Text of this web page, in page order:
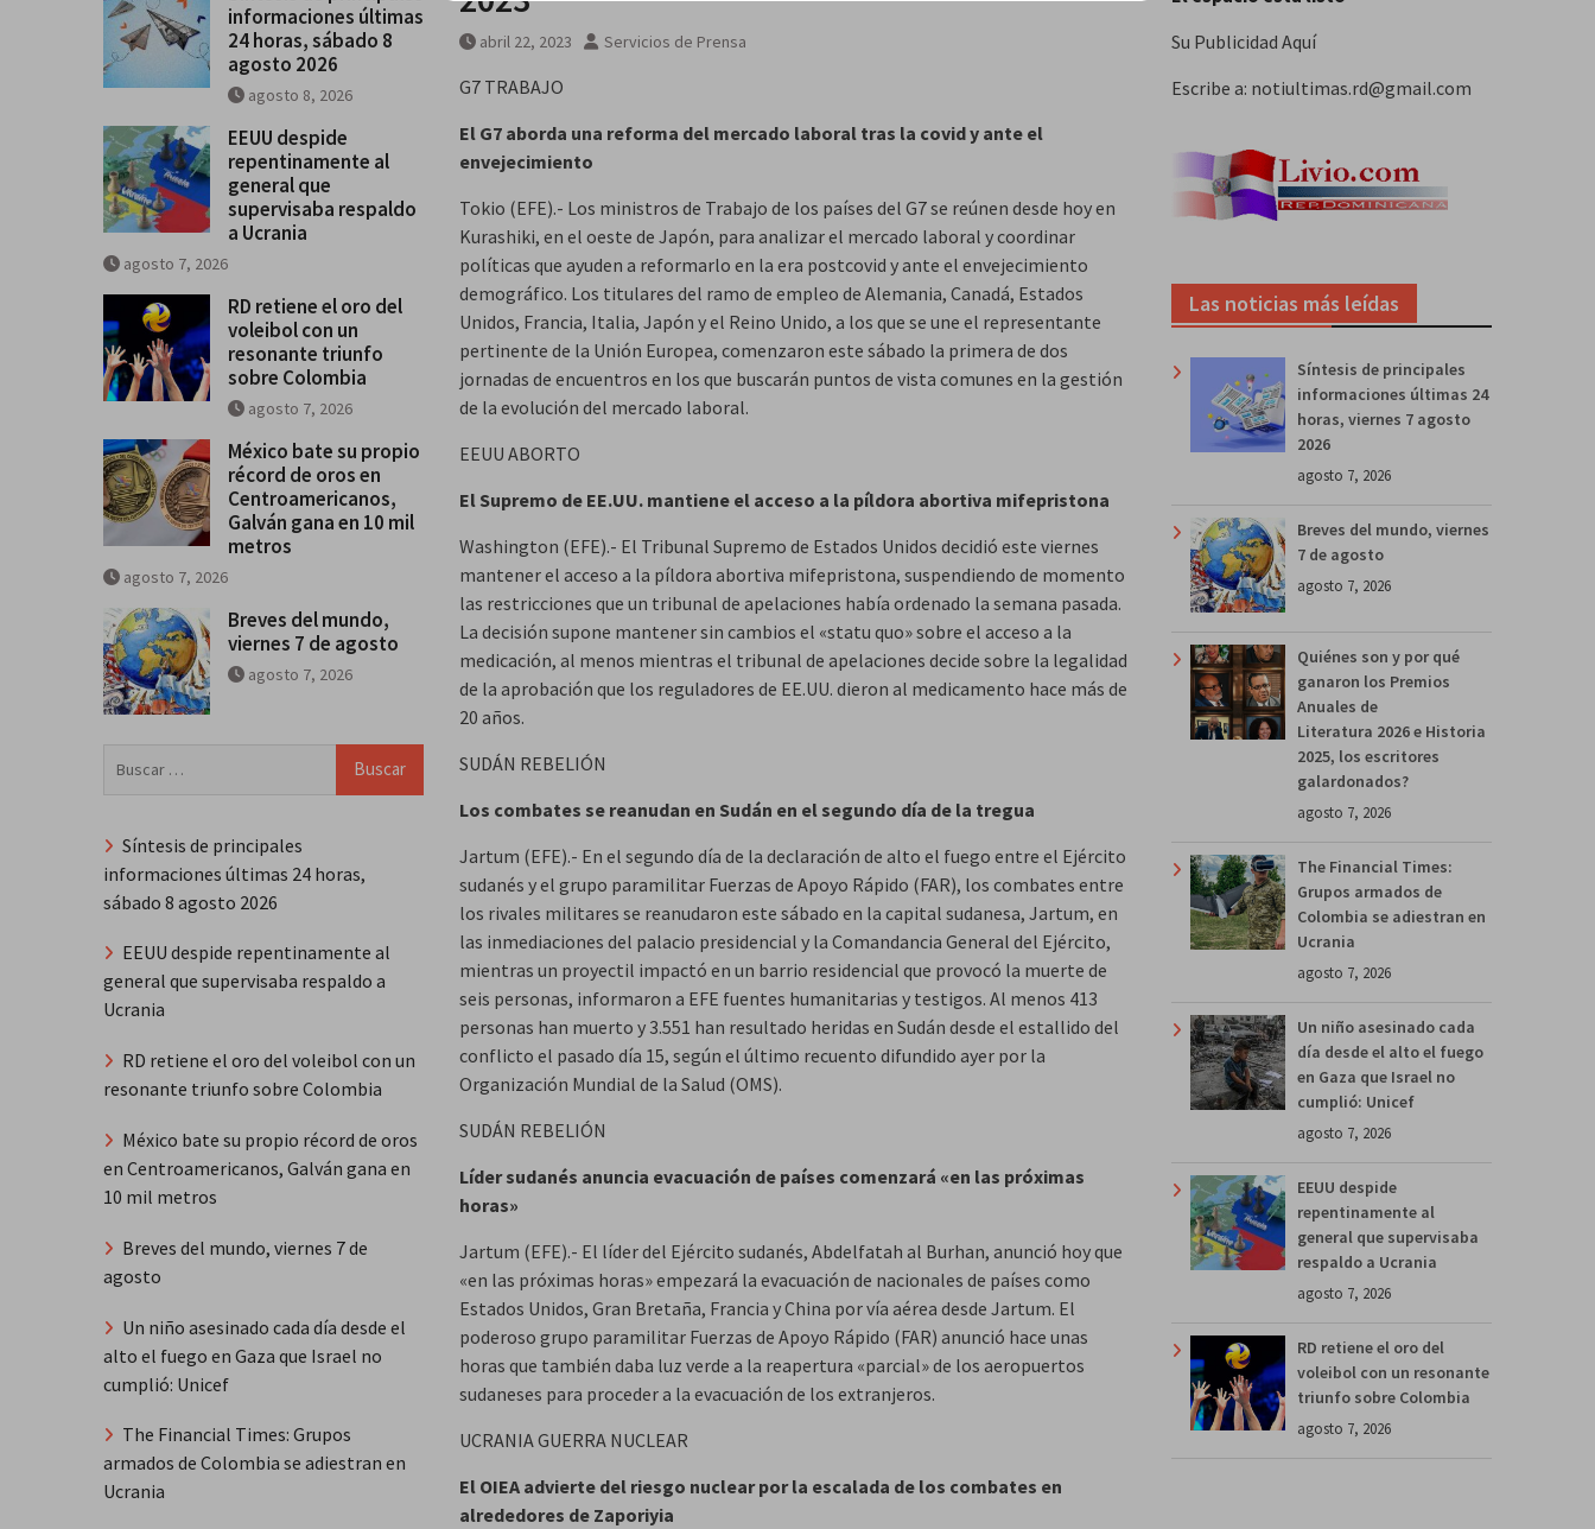
abril 22, 2023 Servicios de Prensa
G7 TRABAJO
El G7 aborda una reforma del mercado laboral tras la covid y ante el
envejecimiento
Tokio (EFE).- Los ministros de Trabajo de los países del G7 se reúnen desde hoy en
Kurashiki, en el oeste de Japón, para analizar el mercado laboral y coordinar
políticas que ayuden a reformarlo en la era postcovid y ante el envejecimiento
demográfico. Los titulares del ramo de empleo de Alemania, Canadá, Estados
Unidos, Francia, Italia, Japón y el Reino Unido, a los que se une el representante
pertinente de la Unión Europea, comenzaron este sábado la primera de dos
jornadas de encuentros en los que buscarán puntos de vista comunes en la gestión
de la evolución del mercado laboral.
EEUU ABORTO
El Supremo de EE.UU. mantiene el acceso a la píldora abortiva mifepristona
Washington (EFE).- El Tribunal Supremo de Estados Unidos decidió este viernes
mantener el acceso a la píldora abortiva mifepristona, suspendiendo de momento
las restricciones que un tribunal de apelaciones había ordenado la semana pasada.
La decisión supone mantener sin cambios el «statu quo» sobre el acceso a la
medicación, al menos mientras el tribunal de apelaciones decide sobre la legalidad
de la aprobación que los reguladores de EE.UU. dieron al medicamento hace más de
20 años.
SUDÁN REBELIÓN
Los combates se reanudan en Sudán en el segundo día de la tregua
Jartum (EFE).- En el segundo día de la declaración de alto el fuego entre el Ejército
sudanés y el grupo paramilitar Fuerzas de Apoyo Rápido (FAR), los combates entre
los rivales militares se reanudaron este sábado en la capital sudanesa, Jartum, en
las inmediaciones del palacio presidencial y la Comandancia General del Ejército,
mientras un proyectil impactó en un barrio residencial que provocó la muerte de
seis personas, informaron a EFE fuentes humanitarias y testigos. Al menos 413
personas han muerto y 3.551 han resultado heridas en Sudán desde el estallido del
conflicto el pasado día 15, según el último recuento difundido ayer por la
Organización Mundial de la Salud (OMS).
SUDÁN REBELIÓN
Líder sudanés anuncia evacuación de países comenzará «en las próximas
horas»
Jartum (EFE).- El líder del Ejército sudanés, Abdelfatah al Burhan, anunció hoy que
«en las próximas horas» empezará la evacuación de nacionales de países como
Estados Unidos, Gran Bretaña, Francia y China por vía aérea desde Jartum. El
poderoso grupo paramilitar Fuerzas de Apoyo Rápido (FAR) anunció hace unas
horas que también daba luz verde a la reapertura «parcial» de los aeropuertos
sudaneses para proceder a la evacuación de los extranjeros.
UCRANIA GUERRA NUCLEAR
El OIEA advierte del riesgo nuclear por la escalada de los combates en
alrededores de Zaporiyia
Su Publicidad Aquí
Escribe a: notiultimas.rd@gmail.com
Las noticias más leídas
Síntesis de principales
informaciones últimas 24
horas, viernes 7 agosto
2026
agosto 7, 2026
Breves del mundo, viernes
7 de agosto
agosto 7, 2026
Quiénes son y por qué
ganaron los Premios
Anuales de
Literatura 2026 e Historia
2025, los escritores
galardonados?
agosto 7, 2026
The Financial Times:
Grupos armados de
Colombia se adiestran en
Ucrania
agosto 7, 2026
Un niño asesinado cada
día desde el alto el fuego
en Gaza que Israel no
cumplió: Unicef
agosto 7, 2026
EEUU despide
repentinamente al
general que supervisaba
respaldo a Ucrania
agosto 7, 2026
RD retiene el oro del
voleibol con un resonante
triunfo sobre Colombia
agosto 7, 2026
informaciones últimas
24 horas, sábado 8
agosto 2026
agosto 8, 2026
EEUU despide
repentinamente al
general que
supervisaba respaldo
a Ucrania
agosto 7, 2026
RD retiene el oro del
voleibol con un
resonante triunfo
sobre Colombia
agosto 7, 2026
México bate su propio
récord de oros en
Centroamericanos,
Galván gana en 10 mil
metros
agosto 7, 2026
Breves del mundo,
viernes 7 de agosto
agosto 7, 2026
Síntesis de principales
informaciones últimas 24 horas,
sábado 8 agosto 2026
EEUU despide repentinamente al
general que supervisaba respaldo a
Ucrania
RD retiene el oro del voleibol con un
resonante triunfo sobre Colombia
México bate su propio récord de oros
en Centroamericanos, Galván gana en
10 mil metros
Breves del mundo, viernes 7 de
agosto
Un niño asesinado cada día desde el
alto el fuego en Gaza que Israel no
cumplió: Unicef
The Financial Times: Grupos
armados de Colombia se adiestran en
Ucrania